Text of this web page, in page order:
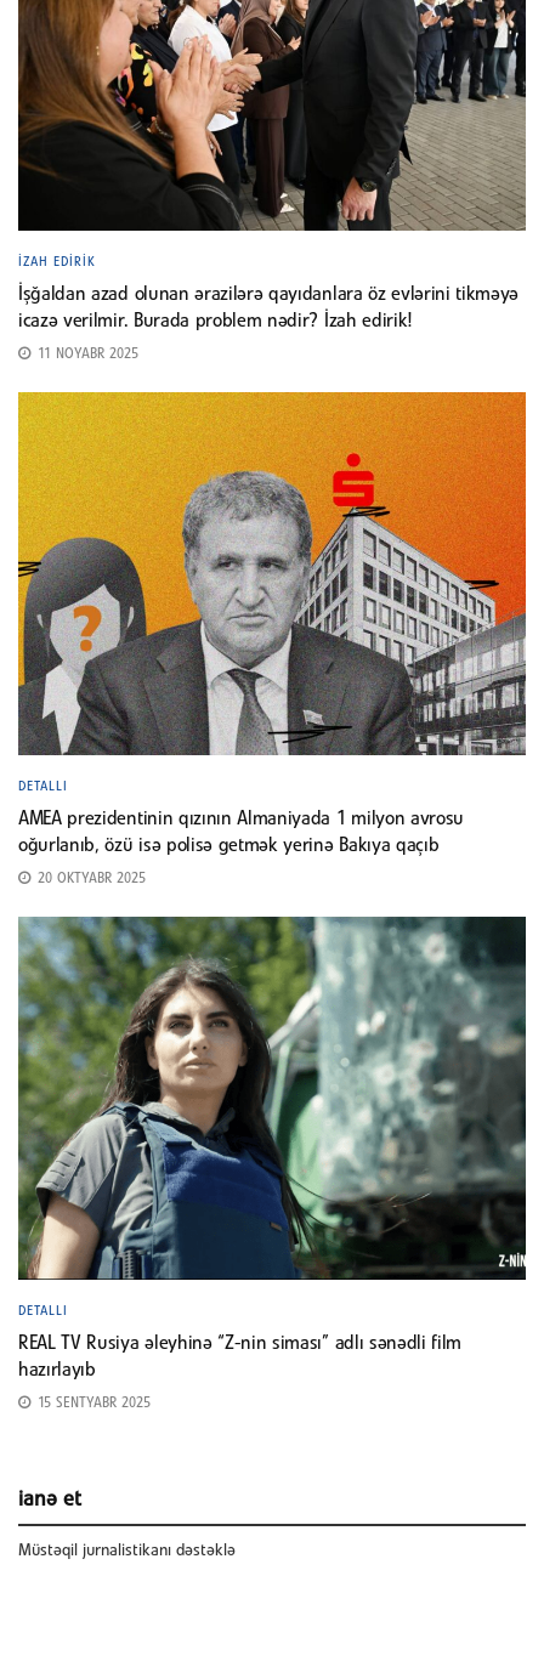
İZAH EDIRIK
İşğaldan azad olunan ərazilərə qayıdanlara öz evlərini tikməyə
icazə verilmir. Burada problem nədir? İzah edirik!
11 NOYABR 2025
DETALLI
AMEA prezidentinin qızının Almaniyada 1 milyon avrosu
oğurlanıb, özü isə polisə getmək yerinə Bakıya qaçıb
20 OKTYABR 2025
DETALLI
REAL TV Rusiya əleyhinə “Z-nin siması” adlı sənədli film
hazırlayıb
15 SENTYABR 2025
ianə et
Müstəqil jurnalistikanı dəstəklə